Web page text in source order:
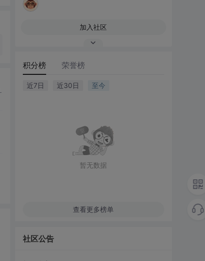
加入社区
积分榜 荣誉榜
近7日 近30日 至今
暂无数据
查看更多榜单
社区公告